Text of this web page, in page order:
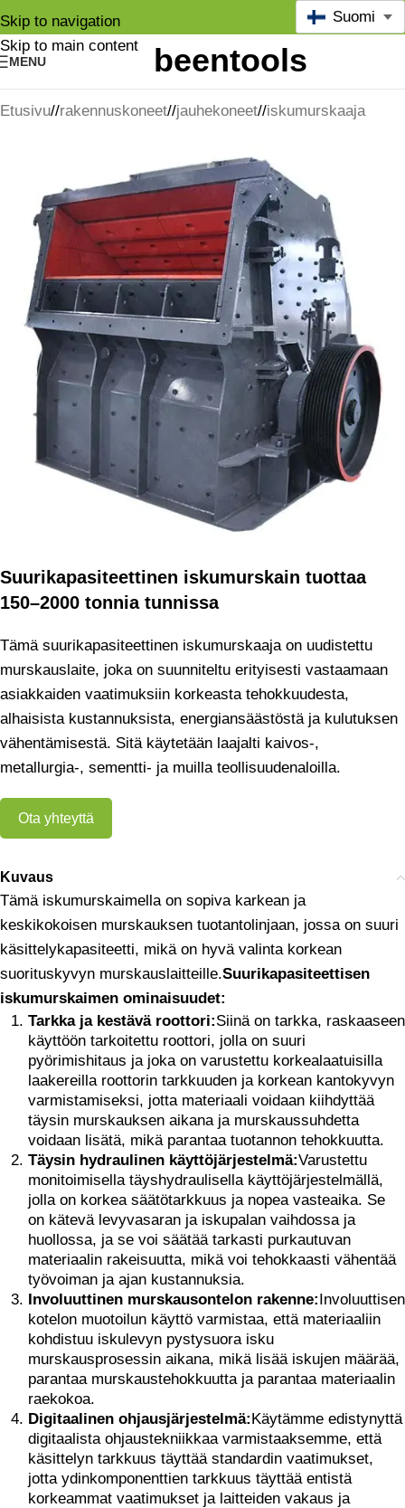
Skip to navigation
Skip to main content
MENU
Suomi
Etusivu/ rakennuskoneet/ jauhekoneet/ iskumurskaaja
Suurikapasiteettinen iskumurskain tuottaa
150–2000 tonnia tunnissa
Tämä suurikapasiteettinen iskumurskaaja on uudistettu
murskauslaite, joka on suunniteltu erityisesti vastaamaan
asiakkaiden vaatimuksiin korkeasta tehokkuudesta,
alhaisista kustannuksista, energiansäästöstä ja kulutuksen
vähentämisestä. Sitä käytetään laajalti kaivos-,
metallurgia-, sementti- ja muilla teollisuudenaloilla.
Ota yhteyttä
Kuvaus
Tämä iskumurskaimella on sopiva karkean ja
keskikokoisen murskauksen tuotantolinjaan, jossa on suuri
käsittelykapasiteetti, mikä on hyvä valinta korkean
suorituskyvyn murskauslaitteille.Suurikapasiteettisen
iskumurskaimen ominaisuudet:
Tarkka ja kestävä roottori:Siinä on tarkka, raskaaseen
käyttöön tarkoitettu roottori, jolla on suuri
pyörimishitaus ja joka on varustettu korkealaatuisilla
laakereilla roottorin tarkkuuden ja korkean kantokyvyn
varmistamiseksi, jotta materiaali voidaan kiihdyttää
täysin murskauksen aikana ja murskaussuhdetta
voidaan lisätä, mikä parantaa tuotannon tehokkuutta.
Täysin hydraulinen käyttöjärjestelmä:Varustettu
monitoimisella täyshydraulisella käyttöjärjestelmällä,
jolla on korkea säätötarkkuus ja nopea vasteaika. Se
on kätevä levyvasaran ja iskupalan vaihdossa ja
huollossa, ja se voi säätää tarkasti purkautuvan
materiaalin rakeisuutta, mikä voi tehokkaasti vähentää
työvoiman ja ajan kustannuksia.
Involuuttinen murskausontelon rakenne:Involuuttisen
kotelon muotoilun käyttö varmistaa, että materiaaliin
kohdistuu iskulevyn pystysuora isku
murskausprosessin aikana, mikä lisää iskujen määrää,
parantaa murskaustehokkuutta ja parantaa materiaalin
raekokoa.
Digitaalinen ohjausjärjestelmä:Käytämme edistynyttä
digitaalista ohjaustekniikkaa varmistaaksemme, että
käsittelyn tarkkuus täyttää standardin vaatimukset,
jotta ydinkomponenttien tarkkuus täyttää entistä
korkeammat vaatimukset ja laitteiden vakaus ja